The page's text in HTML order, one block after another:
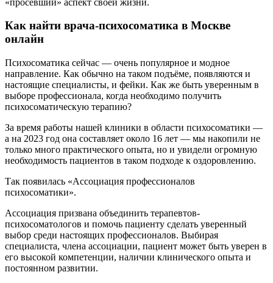
Как найти врача-психосоматика в Москве
онлайн
Психосоматика сейчас — очень популярное и модное
направление. Как обычно на таком подъёме, появляются и
настоящие специалисты, и фейки. Как же быть уверенным в
выборе профессионала, когда необходимо получить
психосоматическую терапию?
За время работы нашей клиники в области психосоматики —
а на 2023 год она составляет около 16 лет — мы накопили не
только много практического опыта, но и увидели огромную
необходимость пациентов в таком подходе к оздоровлению.
Так появилась «Ассоциация профессионалов
психосоматики».
Ассоциация призвана объединить терапевтов-
психосоматологов и помочь пациенту сделать уверенный
выбор среди настоящих профессионалов. Выбирая
специалиста, члена ассоциации, пациент может быть уверен в
его высокой компетенции, наличии клинического опыта и
постоянном развитии.